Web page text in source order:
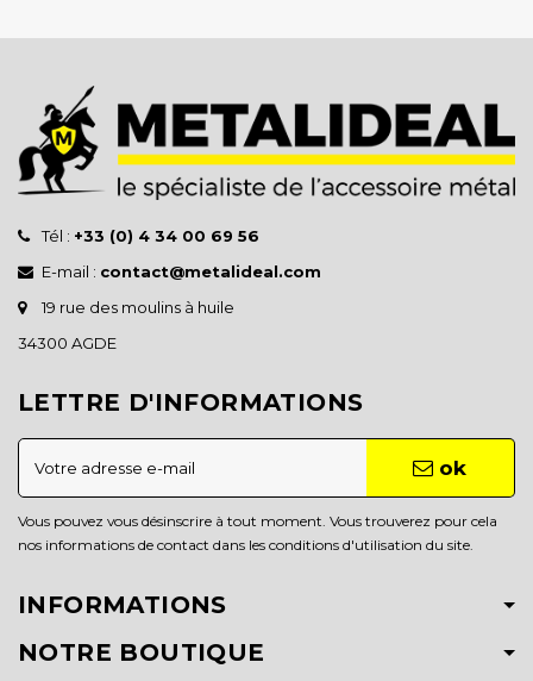
Tél : +33 (0) 4 34 00 69 56
E-mail : contact@metalideal.com
19 rue des moulins à huile
34300 AGDE
LETTRE D'INFORMATIONS
ok
Vous pouvez vous désinscrire à tout moment. Vous trouverez pour cela
nos informations de contact dans les conditions d'utilisation du site.
INFORMATIONS
NOTRE BOUTIQUE